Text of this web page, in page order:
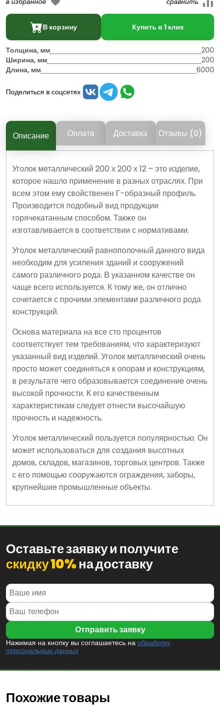
В корзину Купить в 1 клик
Толщина, мм
200
Ширина, мм
200
Длина, мм
6000
Поделиться в соцсетях
Описание Оплата Доставка Отзывы (0)
Уголок металлический 200 х 200 х 12 – это изделие,
которое нашло применение в разных отраслях. При
всем этом ему свойственен Г-образный профиль.
Производится подобный вид продукции
горячекатанным способом. Также он
изготавливается в соответствии с нормативами.
Уголок металлический равнополочный данного вида
необходим для усиления зданий и сооружений
самого различного рода. В указанном качестве он
чаще всего используется. К тому же, он отлично
сочетается с прочими элементами различного рода
конструкций.
Основа материала на все сто процентов
соответствует тем требованиям, что характеризуют
указанный вид изделий. Уголок металлический очень
просто может соединяться к опорам и конструкциям,
в результате чего образовывается соединение очень
высокой прочности. К его качественным
характеристикам следует отнести высочайшую
прочность и надежность.
Уголок металлический пользуется популярностью. Он
может использоваться для создания высотных
домов, складов, магазинов, торговых центров. Также
с его помощью сооружаются ограждения, заборы,
крупнейшие промышленные объекты.
Оставьте заявку и получите
скидку 10%на доставку
Нажимая на кнопку вы соглашаетесь на обработку
персональных данных
Похожие товары